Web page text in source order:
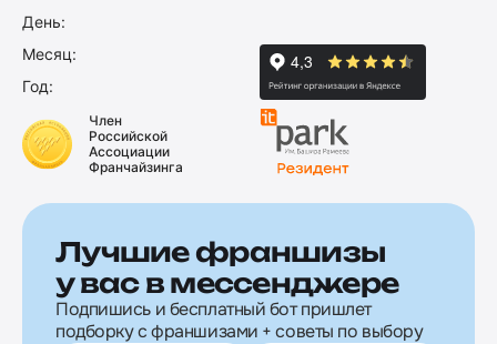
День:
Месяц:
Год:
Член
Российской
Ассоциации
Франчайзинга
Лучшие франшизы
у вас в мессенджере
Подпишись и бесплатный бот пришлет
подборку с франшизами + советы по выбору